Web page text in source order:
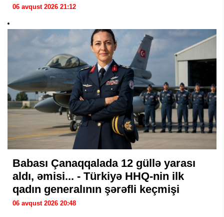
06 avqust 2026 21:12
Babası Çanaqqalada 12 güllə yarası
aldı, əmisi... - Türkiyə HHQ-nin ilk
qadın generalının şərəfli keçmişi
06 avqust 2026 20:48